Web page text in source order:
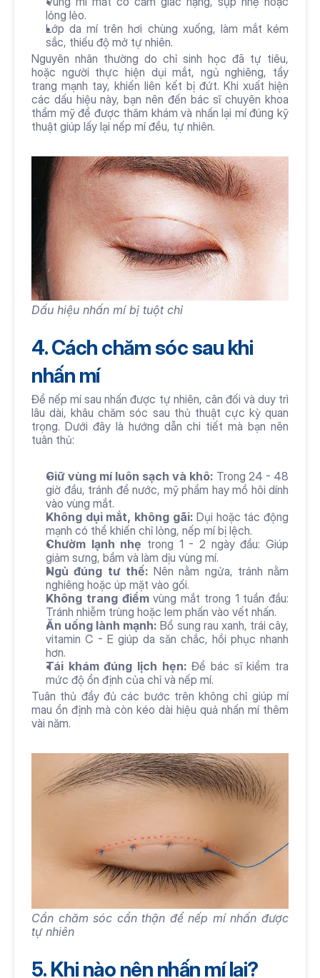
lỏng lẻo.
Lớp da mí trên hơi chùng xuống, làm mắt kém
sắc, thiếu độ mở tự nhiên.
Nguyên nhân thường do chỉ sinh học đã tự tiêu,
hoặc người thực hiện dụi mắt, ngủ nghiêng, tẩy
trang mạnh tay, khiến liên kết bị đứt. Khi xuất hiện
các dấu hiệu này, bạn nên đến bác sĩ chuyên khoa
thẩm mỹ để được thăm khám và nhấn lại mí đúng kỹ
thuật giúp lấy lại nếp mí đều, tự nhiên.
Dấu hiệu nhấn mí bị tuột chỉ
4. Cách chăm sóc sau khi
nhấn mí
Để nếp mí sau nhấn được tự nhiên, cân đối và duy trì
lâu dài, khâu chăm sóc sau thủ thuật cực kỳ quan
trọng. Dưới đây là hướng dẫn chi tiết mà bạn nên
tuân thủ:
Giữ vùng mí luôn sạch và khô: Trong 24 - 48
giờ đầu, tránh để nước, mỹ phẩm hay mồ hôi dính
vào vùng mắt.
Không dụi mắt, không gãi: Dụi hoặc tác động
mạnh có thể khiến chỉ lỏng, nếp mí bị lệch.
Chườm lạnh nhẹ trong 1 - 2 ngày đầu: Giúp
giảm sưng, bầm và làm dịu vùng mí.
Ngủ đúng tư thế: Nên nằm ngửa, tránh nằm
nghiêng hoặc úp mặt vào gối.
Không trang điểm vùng mắt trong 1 tuần đầu:
Tránh nhiễm trùng hoặc lem phấn vào vết nhấn.
Ăn uống lành mạnh: Bổ sung rau xanh, trái cây,
vitamin C - E giúp da săn chắc, hồi phục nhanh
hơn.
Tái khám đúng lịch hẹn: Để bác sĩ kiểm tra
mức độ ổn định của chỉ và nếp mí.
Tuân thủ đầy đủ các bước trên không chỉ giúp mí
mau ổn định mà còn kéo dài hiệu quả nhấn mí thêm
vài năm.
Cần chăm sóc cẩn thận để nếp mí nhấn được
tự nhiên
5. Khi nào nên nhấn mí lại?